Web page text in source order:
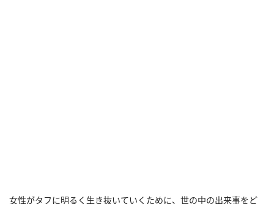
女性がタフに明るく生き抜いていくために、世の中の出来事をど